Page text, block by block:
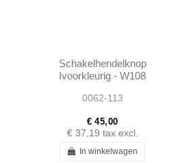
Schakelhendelknop
Ivoorkleurig - W108
1112680942
0062-113
€ 45,00
€ 37,19 tax excl.
In winkelwagen